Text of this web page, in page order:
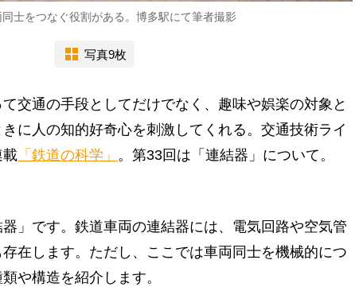
士をつなぐ役割がある。博多駅にて筆者撮影
写真9枚
交通の手段としてだけでなく、趣味や娯楽の対象と
に人の知的好奇心を刺激してくれる。交通技術ライ
載 「鉄道の科学」 。第33回は「連結器」について。
」です。鉄道車両の連結器には、電気回路や空気管
在します。ただし、ここでは車両同士を機械的につ
や構造を紹介します。